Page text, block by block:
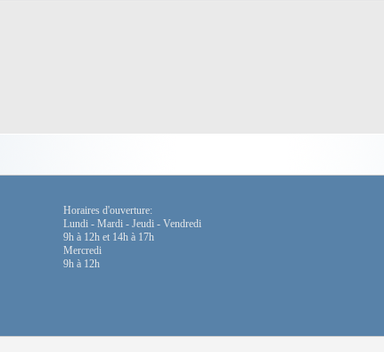
Horaires d'ouverture:
Lundi - Mardi - Jeudi - Vendredi
9h à 12h et 14h à 17h
Mercredi
9h à 12h